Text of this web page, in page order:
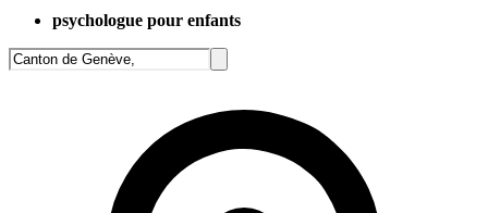
psychologue pour enfants